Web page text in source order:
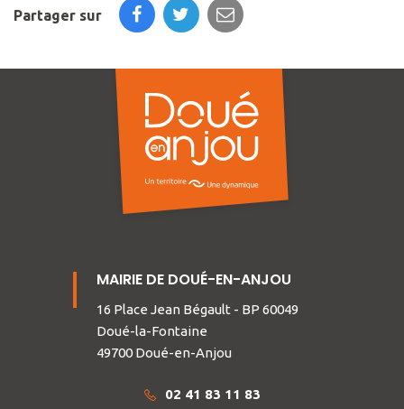
Partager sur
MAIRIE DE DOUÉ-EN-ANJOU
16 Place Jean Bégault - BP 60049
Doué-la-Fontaine
49700 Doué-en-Anjou
02 41 83 11 83